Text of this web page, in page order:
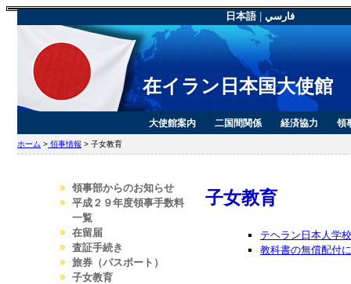
日本語| فارسي
在イラン日本国大使館
大使館案内 二国間関係 経済協力 領
ホーム > 領事情報 > 子女教育
領事部からのお知らせ
平成２９年度領事手数料
一覧
在留届
査証手続き
旅券（パスポート）
子女教育
子女教育
テヘラン日本人学校
教科書の無償配付